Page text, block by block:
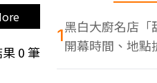
0筆
1黑白大廚名店「
開幕時間、地點
蝦